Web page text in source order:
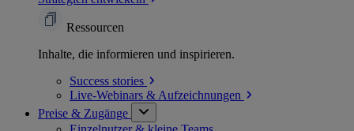
Ressourcen
Inhalte, die informieren und inspirieren.
Success stories
Live-Webinars & Aufzeichnungen
Preise & Zugänge